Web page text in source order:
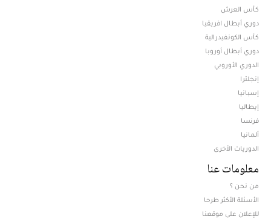
كأس العرش
دوري أبطال افريقيا
كأس الكونفيدرالية
دوري أبطال أوروبا
الدوري الأوروبي
إنجلترا
إسبانيا
إيطاليا
فرنسا
ألمانيا
الدوريات الأخرى
معلومات عنا
من نحن ؟
الأسئلة الأكثر طرحا
للإعلان على موقعنا